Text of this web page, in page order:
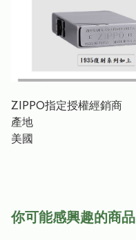
ZIPPO指定授權經銷商
產地
美國
你可能感興趣的商品